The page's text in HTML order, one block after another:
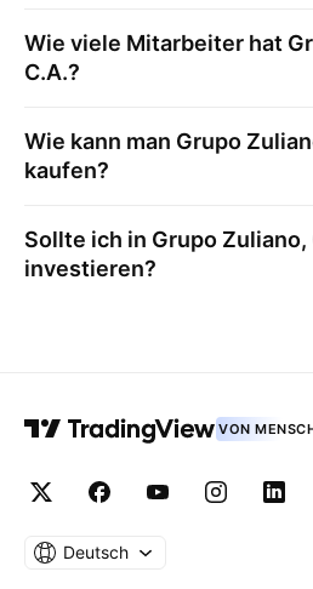
Wie viele Mitarbeiter hat
C.A.?
Wie kann man Grupo
kaufen?
Sollte ich in Grupo Zuliano,
investieren?
VON
Deutsch